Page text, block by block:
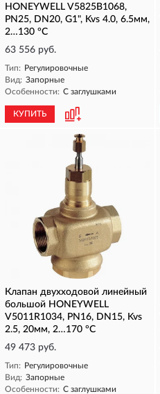
HONEYWELL V5825B1068,
PN25, DN20, G1", Kvs 4.0, 6.5мм,
2…130 °C
63 556 руб.
Тип: Регулировочные
Вид: Запорные
Особенности: С заглушками
КУПИТЬ
Клапан двухходовой линейный
большой HONEYWELL
V5011R1034, PN16, DN15, Kvs
2.5, 20мм, 2…170 °C
49 473 руб.
Тип: Регулировочные
Вид: Запорные
Особенности: С заглушками